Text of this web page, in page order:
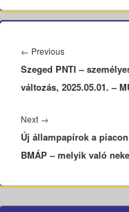
navigáció
← PreviousPrevious
post:
Szeged PNTI –
változás, 2025.05.01. –
Next →
post:
Új állampapírok a
BMÁP – melyik való